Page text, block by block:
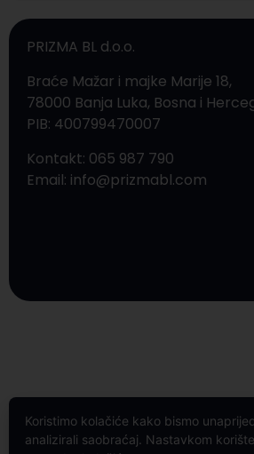
Koristimo kolačiće kako bismo
analizirali saobraćaj. Nastavkom
PRIZMA BL d.o.o.
Braće Mažar i majke Marije 18,
78000 Banja Luka, Bosna i
PIB: 400799470007
Kontakt: 065 987 790
Email: info@prizmabl.com